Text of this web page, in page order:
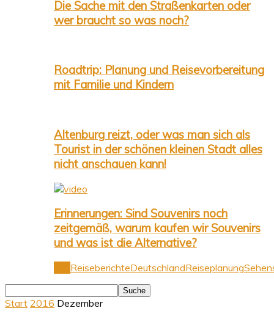
Die Sache mit den Straßenkarten oder
wer braucht so was noch?
Roadtrip: Planung und Reisevorbereitung
mit Familie und Kindern
Altenburg reizt, oder was man sich als
Tourist in der schönen kleinen Stadt alles
nicht anschauen kann!
Erinnerungen: Sind Souvenirs noch
zeitgemäß, warum kaufen wir Souvenirs
und was ist die Alternative?
ReiseberichteDeutschlandReiseplanung
Start 2016 Dezember